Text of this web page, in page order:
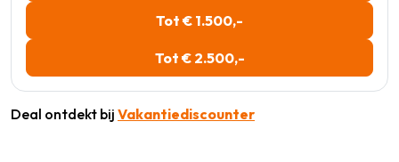
Tot € 1.500,-
Tot € 2.500,-
Deal ontdekt bij Vakantiediscounter